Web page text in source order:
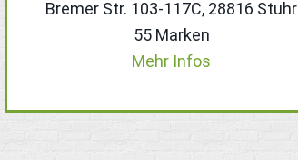
Bremer Str. 103-117C, 28816 Stuhr
55 Marken
Mehr Infos